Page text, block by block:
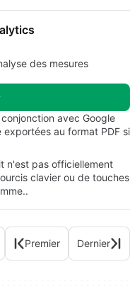
des mesures
avec Google
au format PDF si
n'est pas officiellement
clavier ou de touches
Premier Dernier